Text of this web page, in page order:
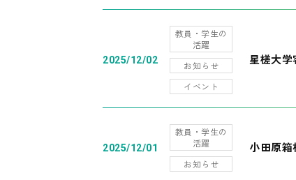
2025/12/02
教員・学生の
活躍
お知らせ
イベント
星槎大
2025/12/01
教員・学生の
活躍
お知らせ
小田原